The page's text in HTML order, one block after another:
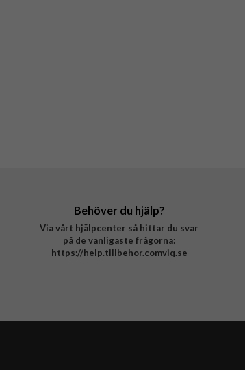
Behöver du hjälp?
Via vårt hjälpcenter så hittar du svar
på de vanligaste frågorna:
https://help.tillbehor.comviq.se